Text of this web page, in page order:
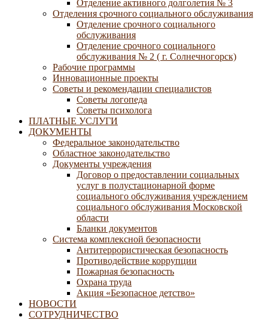
Отделение активного долголетия № 3
Отделения срочного социального обслуживания
Отделение срочного социального
обслуживания
Отделение срочного социального
обслуживания № 2 ( г. Солнечногорск)
Рабочие программы
Инновационные проекты
Советы и рекомендации специалистов
Советы логопеда
Советы психолога
ПЛАТНЫЕ УСЛУГИ
ДОКУМЕНТЫ
Федеральное законодательство
Областное законодательство
Документы учреждения
Договор о предоставлении социальных
услуг в полустационарной форме
социального обслуживания учреждением
социального обслуживания Московской
области
Бланки документов
Система комплексной безопасности
Антитеррористическая безопасность
Противодействие коррупции
Пожарная безопасность
Охрана труда
Акция «Безопасное детство»
НОВОСТИ
СОТРУДНИЧЕСТВО